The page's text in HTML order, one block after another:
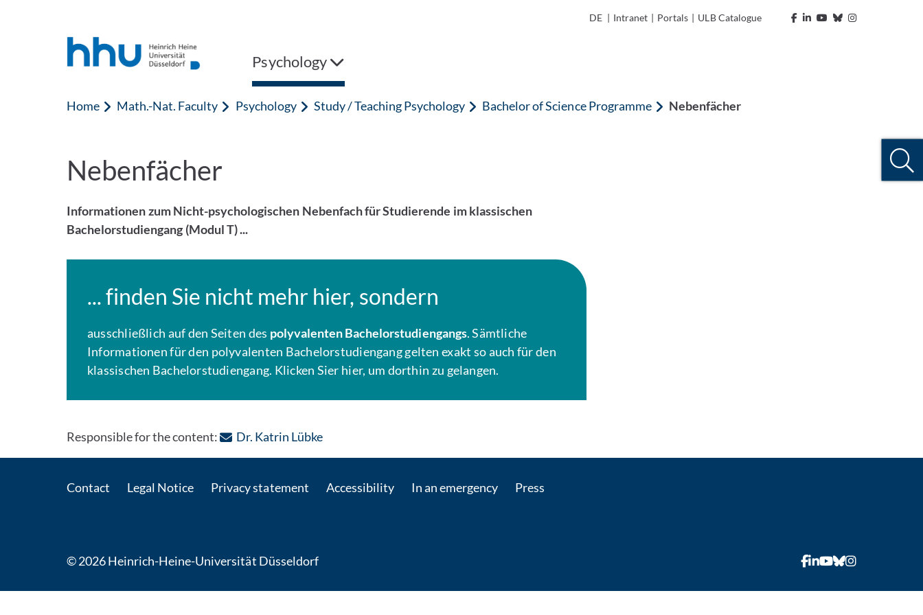
DE | Intranet | Portals | ULB Catalogue
Psychology
Home Math.-Nat. Faculty Psychology Study / Teaching Psychology Bachelor of Science Programme Nebenfächer
Nebenfächer
Informationen zum Nicht-psychologischen Nebenfach für Studierende im klassischen
Bachelorstudiengang (Modul T) ...
... finden Sie nicht mehr hier, sondern
ausschließlich auf den Seiten des polyvalenten Bachelorstudiengangs. Sämtliche
Informationen für den polyvalenten Bachelorstudiengang gelten exakt so auch für den
klassischen Bachelorstudiengang. Klicken Sier hier, um dorthin zu gelangen.
Responsible for the content: Dr. Katrin Lübke: Contact by e-mail
Contact Legal Notice Privacy statement Accessibility In an emergency Press
© 2026 Heinrich-Heine-Universität Düsseldorf